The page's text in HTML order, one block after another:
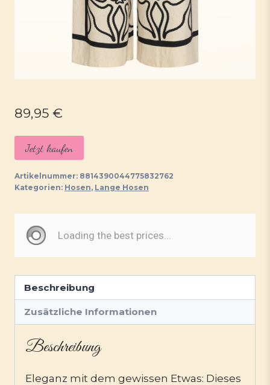
89,95 €
Jetzt kaufen
Artikelnummer: 8814390044775832762
Kategorien: Hosen, Lange Hosen
Beschreibung
Zusätzliche Informationen
Beschreibung
Eleganz mit dem gewissen Etwas: Dieses